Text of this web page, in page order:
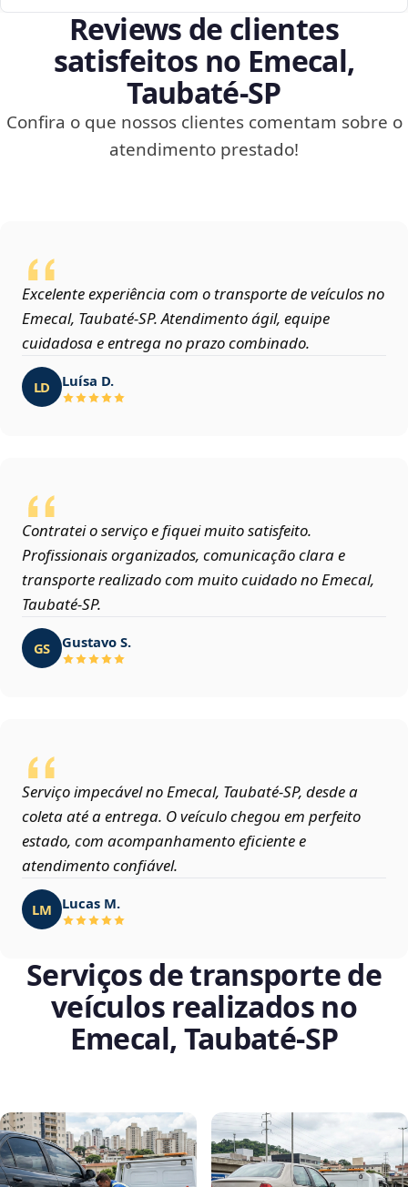
Reviews de clientes
satisfeitos no Emecal,
Taubaté‑SP
Confira o que nossos clientes comentam sobre o
atendimento prestado!
Excelente experiência com o transporte de veículos no
Emecal, Taubaté‑SP. Atendimento ágil, equipe
cuidadosa e entrega no prazo combinado.
LD Luísa D.
Contratei o serviço e fiquei muito satisfeito.
Profissionais organizados, comunicação clara e
transporte realizado com muito cuidado no Emecal,
Taubaté‑SP.
GS Gustavo S.
Serviço impecável no Emecal, Taubaté‑SP, desde a
coleta até a entrega. O veículo chegou em perfeito
estado, com acompanhamento eficiente e
atendimento confiável.
LM Lucas M.
Serviços de transporte de
veículos realizados no
Emecal, Taubaté‑SP